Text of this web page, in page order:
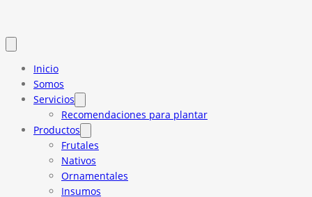
Inicio
Somos
Servicios
Recomendaciones para plantar
Productos
Frutales
Nativos
Ornamentales
Insumos